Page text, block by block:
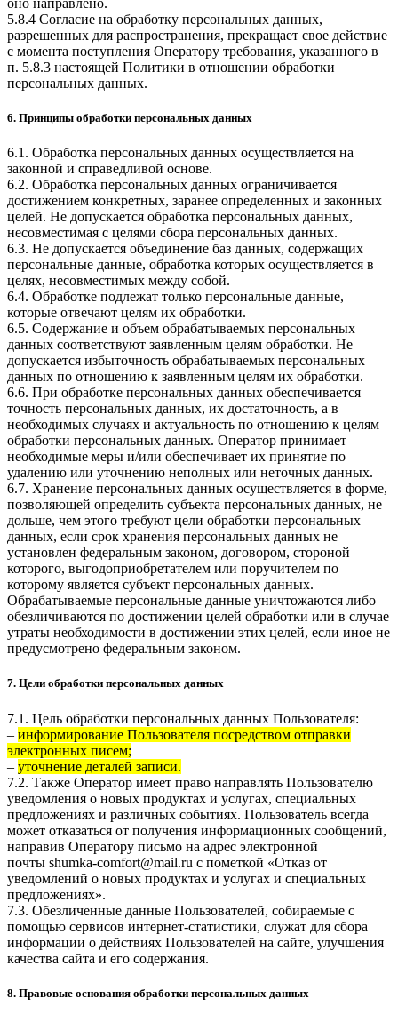
5.8.4 Согласие на обработку персональных данных,
разрешенных для распространения, прекращает свое действие
с момента поступления Оператору требования, указанного в
п. 5.8.3 настоящей Политики в отношении обработки
персональных данных.
6. Принципы обработки персональных данных
6.1. Обработка персональных данных осуществляется на
законной и справедливой основе.
6.2. Обработка персональных данных ограничивается
достижением конкретных, заранее определенных и законных
целей. Не допускается обработка персональных данных,
несовместимая с целями сбора персональных данных.
6.3. Не допускается объединение баз данных, содержащих
персональные данные, обработка которых осуществляется в
целях, несовместимых между собой.
6.4. Обработке подлежат только персональные данные,
которые отвечают целям их обработки.
6.5. Содержание и объем обрабатываемых персональных
данных соответствуют заявленным целям обработки. Не
допускается избыточность обрабатываемых персональных
данных по отношению к заявленным целям их обработки.
6.6. При обработке персональных данных обеспечивается
точность персональных данных, их достаточность, а в
необходимых случаях и актуальность по отношению к целям
обработки персональных данных. Оператор принимает
необходимые меры и/или обеспечивает их принятие по
удалению или уточнению неполных или неточных данных.
6.7. Хранение персональных данных осуществляется в форме,
позволяющей определить субъекта персональных данных, не
дольше, чем этого требуют цели обработки персональных
данных, если срок хранения персональных данных не
установлен федеральным законом, договором, стороной
которого, выгодоприобретателем или поручителем по
которому является субъект персональных данных.
Обрабатываемые персональные данные уничтожаются либо
обезличиваются по достижении целей обработки или в случае
утраты необходимости в достижении этих целей, если иное не
предусмотрено федеральным законом.
7. Цели обработки персональных данных
7.1. Цель обработки персональных данных Пользователя:
– информирование Пользователя посредством отправки
электронных писем;
– уточнение деталей записи.
7.2. Также Оператор имеет право направлять Пользователю
уведомления о новых продуктах и услугах, специальных
предложениях и различных событиях. Пользователь всегда
может отказаться от получения информационных сообщений,
направив Оператору письмо на адрес электронной
почты shumka-comfort@mail.ru с пометкой «Отказ от
уведомлений о новых продуктах и услугах и специальных
предложениях».
7.3. Обезличенные данные Пользователей, собираемые с
помощью сервисов интернет-статистики, служат для сбора
информации о действиях Пользователей на сайте, улучшения
качества сайта и его содержания.
8. Правовые основания обработки персональных данных